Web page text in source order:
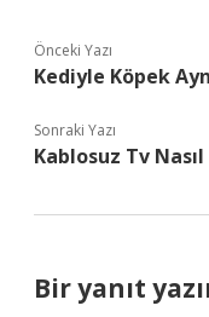
Önceki Yazı
Kediyle Köpek
Sonraki Yazı
Kablosuz Tv
Bir yanıt